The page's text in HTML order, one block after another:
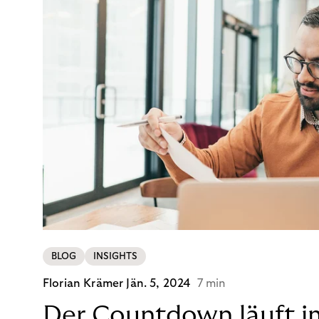
BLOG INSIGHTS
Florian Krämer Jän. 5, 2024 7 min